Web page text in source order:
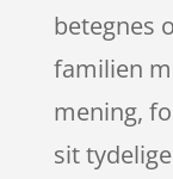
betegnes
familien
mening,
sit